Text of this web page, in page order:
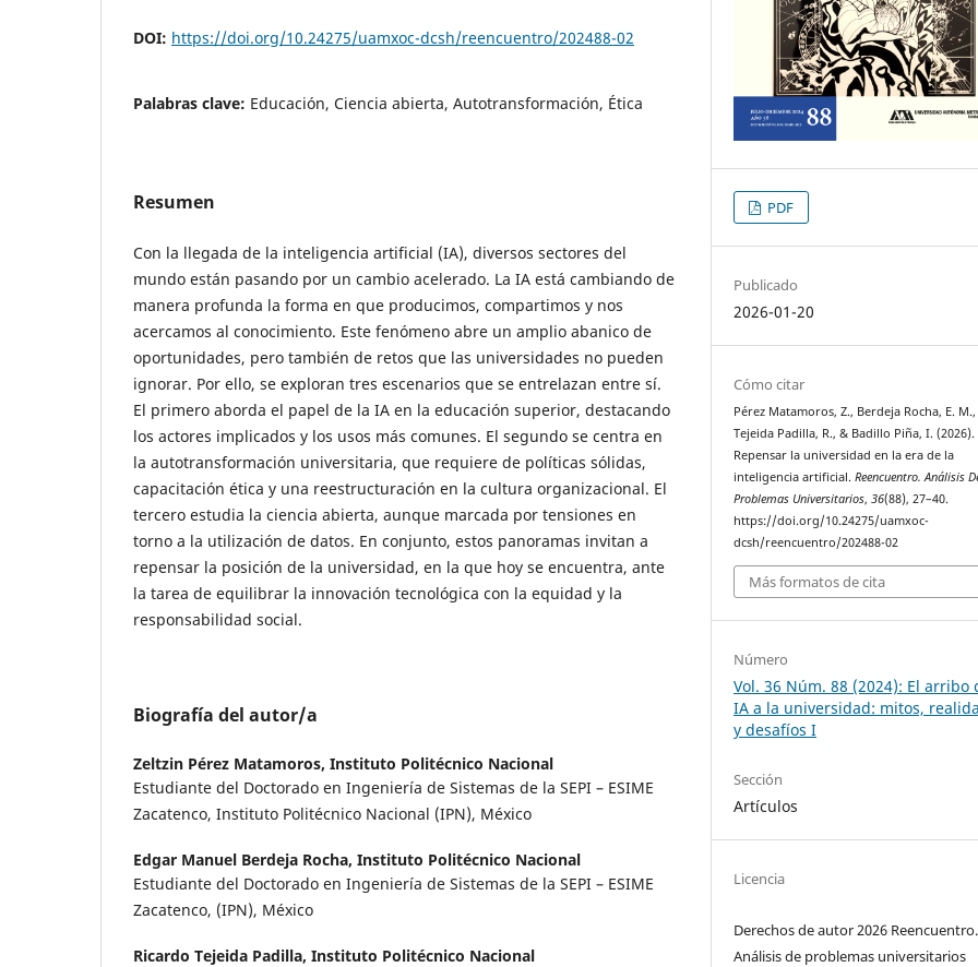
DOI: https://doi.org/10.24275/uamxoc-dcsh/reencuentro/202488-02
Palabras clave: Educación, Ciencia abierta, Autotransformación, Ética
Resumen
Con la llegada de la inteligencia artificial (IA), diversos sectores del
mundo están pasando por un cambio acelerado. La IA está cambiando de
manera profunda la forma en que producimos, compartimos y nos
acercamos al conocimiento. Este fenómeno abre un amplio abanico de
oportunidades, pero también de retos que las universidades no pueden
ignorar. Por ello, se exploran tres escenarios que se entrelazan entre sí.
El primero aborda el papel de la IA en la educación superior, destacando
los actores implicados y los usos más comunes. El segundo se centra en
la autotransformación universitaria, que requiere de políticas sólidas,
capacitación ética y una reestructuración en la cultura organizacional. El
tercero estudia la ciencia abierta, aunque marcada por tensiones en
torno a la utilización de datos. En conjunto, estos panoramas invitan a
repensar la posición de la universidad, en la que hoy se encuentra, ante
la tarea de equilibrar la innovación tecnológica con la equidad y la
responsabilidad social.
Biografía del autor/a
Zeltzin Pérez Matamoros, Instituto Politécnico Nacional
Estudiante del Doctorado en Ingeniería de Sistemas de la SEPI – ESIME
Zacatenco, Instituto Politécnico Nacional (IPN), México
Edgar Manuel Berdeja Rocha, Instituto Politécnico Nacional
Estudiante del Doctorado en Ingeniería de Sistemas de la SEPI – ESIME
Zacatenco, (IPN), México
Ricardo Tejeida Padilla, Instituto Politécnico Nacional
PDF
Publicado
2026-01-20
Cómo citar
Pérez Matamoros, Z., Berdeja Rocha, E. M.,
Tejeida Padilla, R., & Badillo Piña, I. (2026).
Repensar la universidad en la era de la
inteligencia artificial.Reencuentro. Análisis
Problemas Universitarios,36(88), 27–40.
https://doi.org/10.24275/uamxoc-
dcsh/reencuentro/202488-02
Más formatos de cita
Número
Vol. 36 Núm. 88 (2024): El arribo
IA a la universidad: mitos,
y desafíos I
Sección
Artículos
Licencia
Derechos de autor 2026 Reencuentro.
Análisis de problemas universitarios